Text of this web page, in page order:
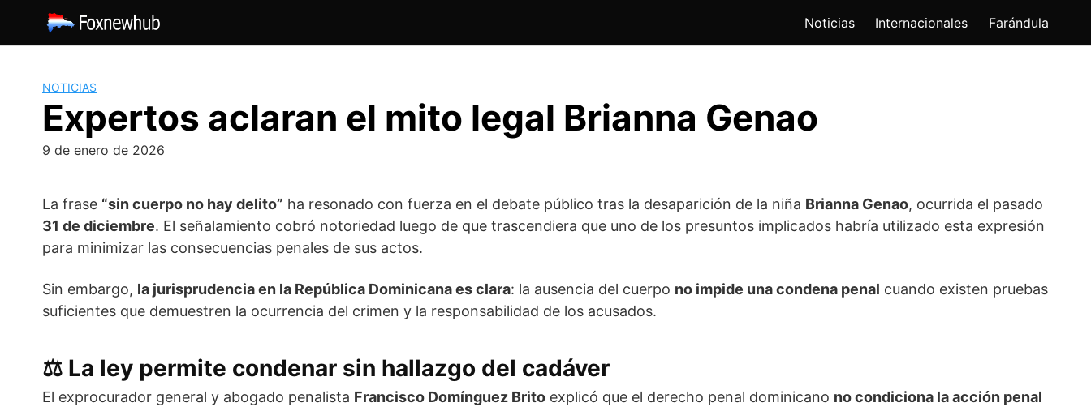
contenido
Noticias Internacionales Farándula
NOTICIAS
Expertos aclaran el mito legal Brianna Genao
9 de enero de 2026
La frase “sin cuerpo no hay delito” ha resonado con fuerza en el debate público tras la desaparición de la niña Brianna Genao, ocurrida el pasado
31 de diciembre. El señalamiento cobró notoriedad luego de que trascendiera que uno de los presuntos implicados habría utilizado esta expresión
para minimizar las consecuencias penales de sus actos.
Sin embargo, la jurisprudencia en la República Dominicana es clara: la ausencia del cuerpo no impide una condena penal cuando existen pruebas
suficientes que demuestren la ocurrencia del crimen y la responsabilidad de los acusados.
⚖️ La ley permite condenar sin hallazgo del cadáver
El exprocurador general y abogado penalista Francisco Domínguez Brito explicó que el derecho penal dominicano no condiciona la acción penal